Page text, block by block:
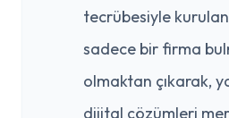
tecrübesiyle kurulan
sadece bir firma
olmaktan çıkarak,
dijital çözümleri